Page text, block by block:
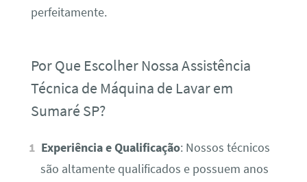
perfeitamente.
Por Que Escolher Nossa Assistência
Técnica de Máquina de Lavar em
Sumaré SP?
Experiência e Qualificação: Nossos técnicos
são altamente qualificados e possuem anos